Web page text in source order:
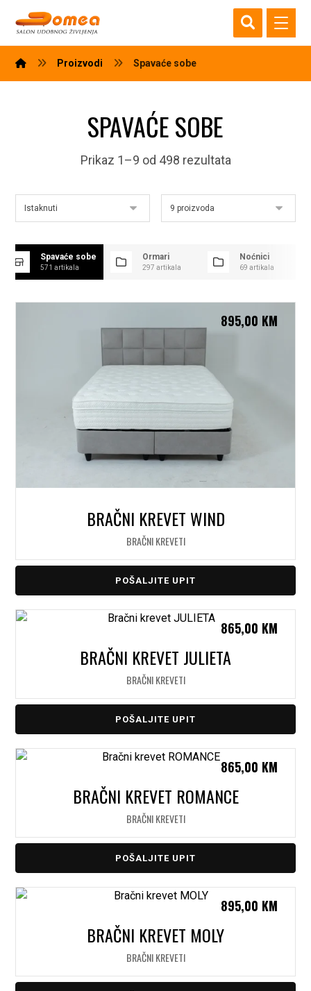
Proizvodi Spavaće sobe
SPAVAĆE SOBE
Prikaz 1–9 od 498 rezultata
Spavaće sobe
571 artikala
Ormari
297 artikala
Noćnici
69 artikala
BRAČNI KREVET WIND
BRAČNI KREVETI
895,00 KM
POŠALJITE UPIT
BRAČNI KREVET JULIETA
BRAČNI KREVETI
865,00 KM
POŠALJITE UPIT
BRAČNI KREVET ROMANCE
BRAČNI KREVETI
865,00 KM
POŠALJITE UPIT
BRAČNI KREVET MOLY
BRAČNI KREVETI
895,00 KM